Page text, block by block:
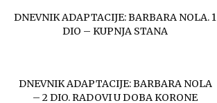
DNEVNIK ADAPTACIJE: BARBARA NOLA. 1
DIO – KUPNJA STANA
DNEVNIK ADAPTACIJE: BARBARA NOLA
– 2 DIO. RADOVI U DOBA KORONE